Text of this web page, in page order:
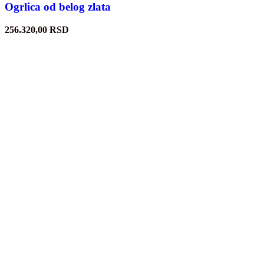
Ogrlica od belog zlata
256.320,00 RSD